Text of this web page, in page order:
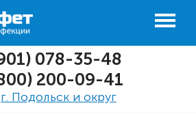
078-35-48
200-09-41
г. Подольск и округ